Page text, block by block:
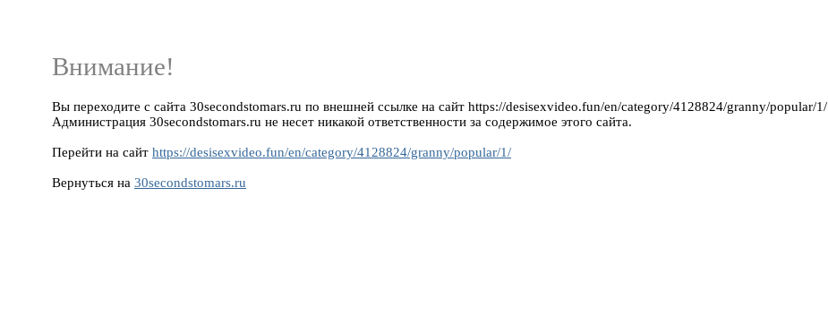
Внимание!
Вы переходите с сайта 30secondstomars.ru по внешней ссылке на сайт https://desisexvideo.fun/en/category/4128824/granny/popular/1/
Администрация 30secondstomars.ru не несет никакой ответственности за содержимое этого сайта.
Перейти на сайт https://desisexvideo.fun/en/category/4128824/granny/popular/1/
Вернуться на 30secondstomars.ru